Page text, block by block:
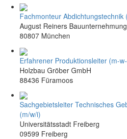
Fachmonteur Abdichtungstechnik
August Reiners
80807 München
Erfahrener Produktionsleiter (m-
Holzbau Gröber GmbH
88436 Füramoos
Sachgebietsleiter Technisches
(m/w/i)
Universitätsstadt Freiberg
09599 Freiberg